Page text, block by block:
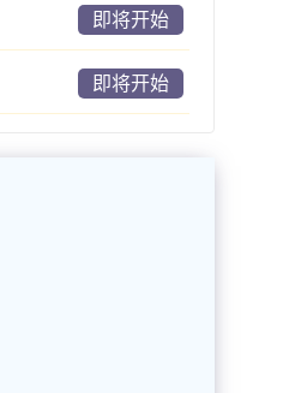
即将开始
即将开始